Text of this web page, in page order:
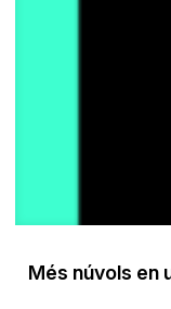
Més núvols en